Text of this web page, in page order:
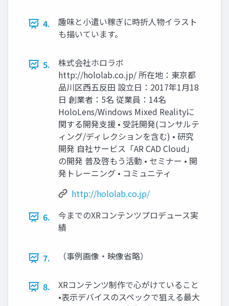
4.
趣味と小遣い稼ぎに時折人物イラスト
も描いています。
5.
株式会社ホロラボ
http://hololab.co.jp/ 所在地：東京都
品川区西五反田 設立日：2017年1月18
日 創業者：5名 従業員：14名
HoloLens/Windows Mixed Realityに
関する開発支援 • 受託開発(コンサルテ
ィング/ディレクションを含む) • 研究
開発 自社サービス「AR CAD Cloud」
の開発 普及啓もう活動 • セミナー • 開
発トレーニング • コミュニティ
http://hololab.co.jp/
6.
今までのXRコンテンツプロデュース実
績
7. （事例画像・映像省略）
8.
XRコンテンツ制作で心がけていること
•表示デバイスのスペックで狙える最大